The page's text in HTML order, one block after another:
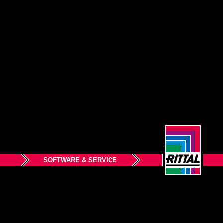
SOFTWARE & SERVICE